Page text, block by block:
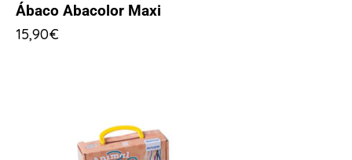
Ábaco Abacolor Maxi
15,90€